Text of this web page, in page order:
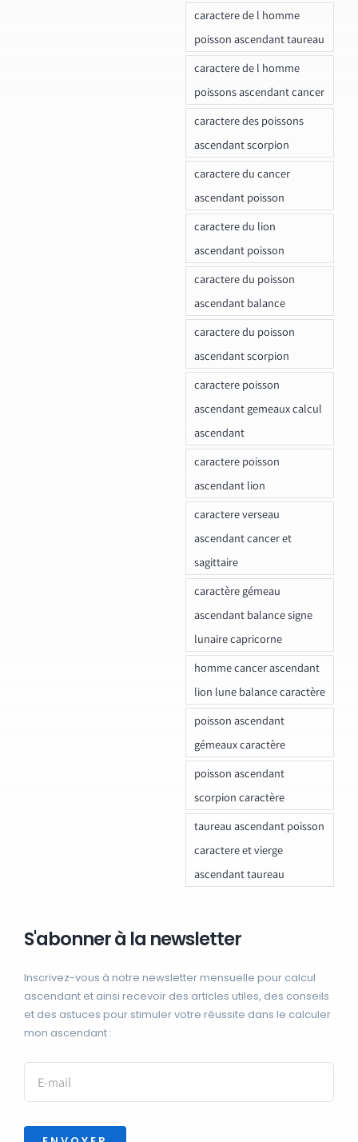
caractere de l homme
poisson ascendant taureau
caractere de l homme
poissons ascendant cancer
caractere des poissons
ascendant scorpion
caractere du cancer
ascendant poisson
caractere du lion
ascendant poisson
caractere du poisson
ascendant balance
caractere du poisson
ascendant scorpion
caractere poisson
ascendant gemeaux calcul
ascendant
caractere poisson
ascendant lion
caractere verseau
ascendant cancer et
sagittaire
caractère gémeau
ascendant balance signe
lunaire capricorne
homme cancer ascendant
lion lune balance caractère
poisson ascendant
gémeaux caractère
poisson ascendant
scorpion caractère
taureau ascendant poisson
caractere et vierge
ascendant taureau
S'abonner à la newsletter
Inscrivez-vous à notre newsletter mensuelle pour calcul
ascendant et ainsi recevoir des articles utiles, des conseils
et des astuces pour stimuler votre réussite dans le calculer
mon ascendant :